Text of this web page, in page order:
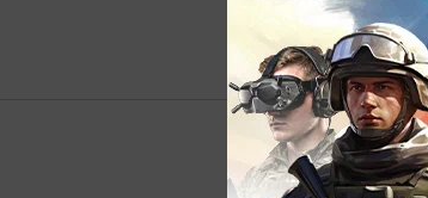
Авторизоваться